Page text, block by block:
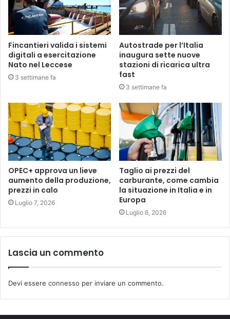
Fincantieri valida i sistemi
digitali a esercitazione
Nato nel Leccese
3 settimane fa
Autostrade per l’Italia
inaugura sette nuove
stazioni di ricarica ultra
fast
3 settimane fa
OPEC+ approva un lieve
aumento della produzione,
prezzi in calo
Luglio 7, 2026
Taglio ai prezzi del
carburante, come cambia
la situazione in Italia e in
Europa
Luglio 6, 2026
Lascia un commento
Devi essere connesso per inviare un commento.